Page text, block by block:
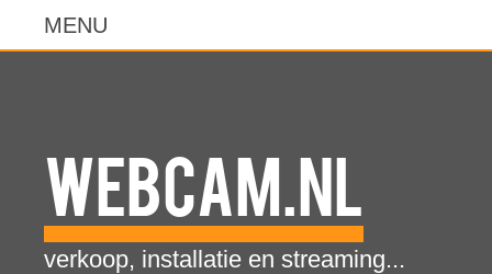
WebCam.NL
verkoop, installatie en streaming...